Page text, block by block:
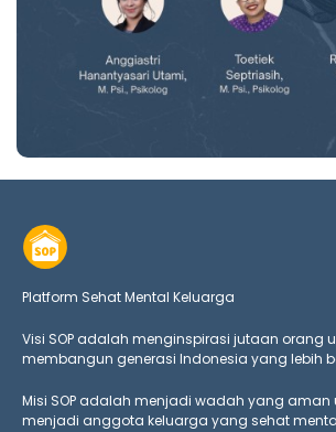
Platform Sehat Mental Keluarga
Visi SOP adalah menginspirasi jutaan orang
membangun generasi Indonesia yang lebih
Misi SOP adalah menjadi wadah yang aman
menjadi anggota keluarga yang sehat